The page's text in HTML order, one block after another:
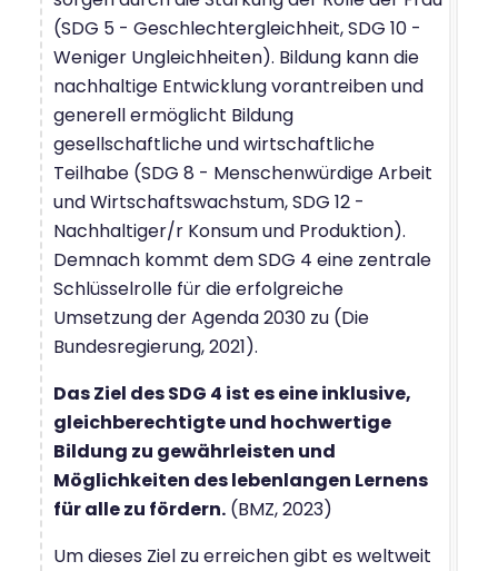
(SDG 5 - Geschlechtergleichheit, SDG 10 -
Weniger Ungleichheiten). Bildung kann die
nachhaltige Entwicklung vorantreiben und
generell ermöglicht Bildung
gesellschaftliche und wirtschaftliche
Teilhabe (SDG 8 - Menschenwürdige Arbeit
und Wirtschaftswachstum, SDG 12 -
Nachhaltiger/r Konsum und Produktion).
Demnach kommt dem SDG 4 eine zentrale
Schlüsselrolle für die erfolgreiche
Umsetzung der Agenda 2030 zu (Die
Bundesregierung, 2021).
Das Ziel des SDG 4 ist es eine inklusive,
gleichberechtigte und hochwertige
Bildung zu gewährleisten und
Möglichkeiten des lebenlangen Lernens
für alle zu fördern. (BMZ, 2023)
Um dieses Ziel zu erreichen gibt es weltweit